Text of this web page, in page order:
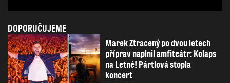
DOPORUČUJEME
Marek Ztracený po dvou letech
příprav naplnil amfiteátr: Kolaps
na Letné! Pártlová stopla
koncert